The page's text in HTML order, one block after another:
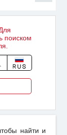
поиском
найти и